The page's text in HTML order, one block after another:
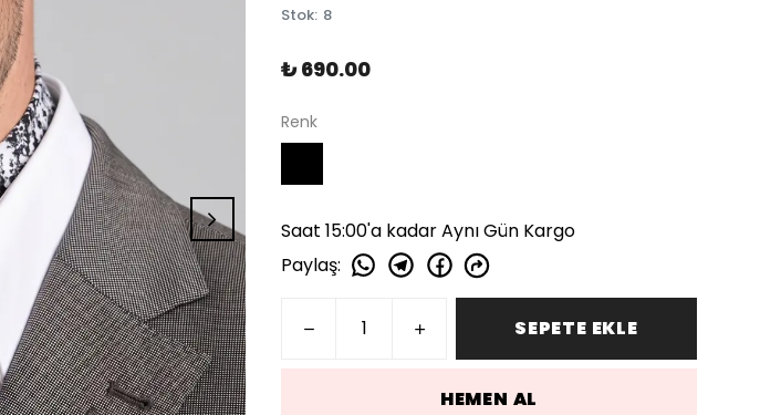
Stok: 8
₺ 690.00
Renk
Saat 15:00'a kadar Aynı Gün Kargo
Paylaş:
SEPETE EKLE
HEMEN AL